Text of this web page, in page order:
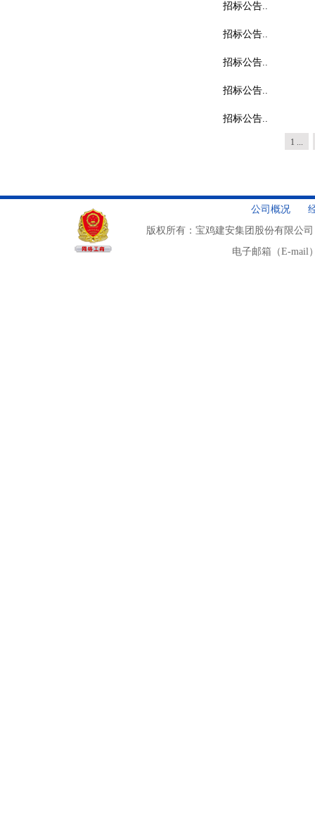
招标公告..
招标公告..
招标公告..
招标公告..
招标公告..
1 ...
公司概况
版权所有：宝鸡建安集团股份有限公
电子邮箱（E-mail